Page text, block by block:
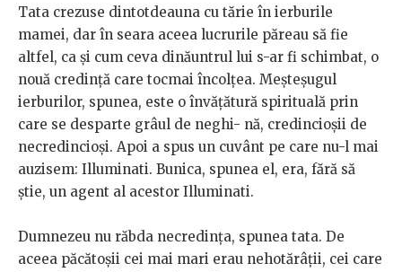
Tata crezuse dintotdeauna cu tărie în ierburile
mamei, dar în seara aceea lucrurile păreau să fie
altfel, ca și cum ceva dinăuntrul lui s-ar fi schimbat, o
nouă credință care tocmai încolțea. Meșteșugul
ierburilor, spunea, este o învățătură spirituală prin
care se desparte grâul de neghi- nă, credincioșii de
necredincioși. Apoi a spus un cuvânt pe care nu-l mai
auzisem: Illuminati. Bunica, spunea el, era, fără să
știe, un agent al acestor Illuminati.
Dumnezeu nu răbda necredința, spunea tata. De
aceea păcătoșii cei mai mari erau nehotărâții, cei care